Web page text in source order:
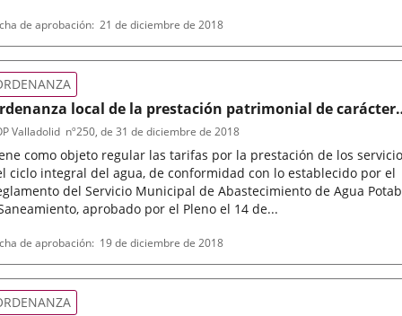
de aprobación 21 de diciembre de 2018
local de la prestación patrimonial de carácter
no tributario de los servicios municipales del
del agua del Ayuntamiento de Valladolid, que
los de abastecimiento, alcantarillado,
y control de vertidos
como objeto regular las tarifas por la prestación de los
ciclo integral del agua, de conformidad con lo establecido por el
del Servicio Municipal de Abastecimiento de Agua
aprobado por el Pleno el 14 de...
Valladolid nº250, de 31 de diciembre de 2018
de aprobación 19 de diciembre de 2018